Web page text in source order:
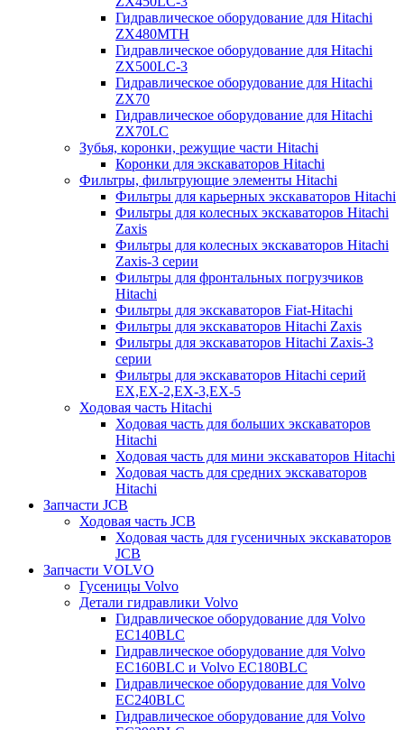
Гидравлическое оборудование для Hitachi
ZX480MTH
Гидравлическое оборудование для Hitachi
ZX500LC-3
Гидравлическое оборудование для Hitachi
ZX70
Гидравлическое оборудование для Hitachi
ZX70LC
Зубья, коронки, режущие части Hitachi
Коронки для экскаваторов Hitachi
Фильтры, фильтрующие элементы Hitachi
Фильтры для карьерных экскаваторов Hitachi
Фильтры для колесных экскаваторов Hitachi
Zaxis
Фильтры для колесных экскаваторов Hitachi
Zaxis-3 серии
Фильтры для фронтальных погрузчиков
Hitachi
Фильтры для экскаваторов Fiat-Hitachi
Фильтры для экскаваторов Hitachi Zaxis
Фильтры для экскаваторов Hitachi Zaxis-3
серии
Фильтры для экскаваторов Hitachi серий
EX,EX-2,EX-3,EX-5
Ходовая часть Hitachi
Ходовая часть для больших экскаваторов
Hitachi
Ходовая часть для мини экскаваторов Hitachi
Ходовая часть для средних экскаваторов
Hitachi
Запчасти JCB
Ходовая часть JCB
Ходовая часть для гусеничных экскаваторов
JCB
Запчасти VOLVO
Гусеницы Volvo
Детали гидравлики Volvo
Гидравлическое оборудование для Volvo
EC140BLC
Гидравлическое оборудование для Volvo
EC160BLC и Volvo EC180BLC
Гидравлическое оборудование для Volvo
EC240BLC
Гидравлическое оборудование для Volvo